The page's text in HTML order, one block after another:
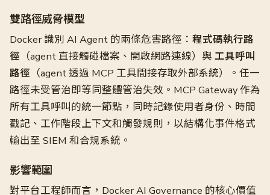
雙路徑威脅模型
Docker 識別 AI Agent 的兩條危害路徑： 程式碼執行路
徑 （agent 直接觸碰檔案、開啟網路連線）與 工具呼叫
路徑 （agent 透過 MCP 工具間接存取外部系統）。任一
路徑未受管治即等同整體管治失效。MCP Gateway 作為
所有工具呼叫的統一節點，同時記錄使用者身份、時間
戳記、工作階段上下文和觸發規則，以結構化事件格式
輸出至 SIEM 和合規系統。
影響範圍
對平台工程師而言，Docker AI Governance 的核心價值